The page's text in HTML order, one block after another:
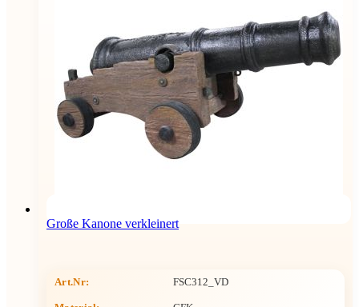
Große Kanone verkleinert
Art.Nr: FSC312_VD